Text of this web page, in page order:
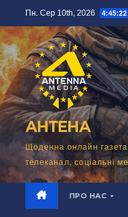
вмісту
Пн. Сер 10th, 2026 4:45:24
АНТЕНА
Щоденна онлайн
телеканал, соціальні
ПРО НАС